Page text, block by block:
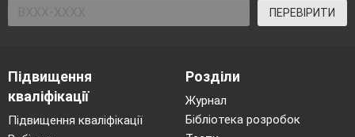
ПЕРЕВІРИТИ
Підвищення
кваліфікації
Підвищення кваліфікації
Розділи
Журнал
Бібліотека розробок